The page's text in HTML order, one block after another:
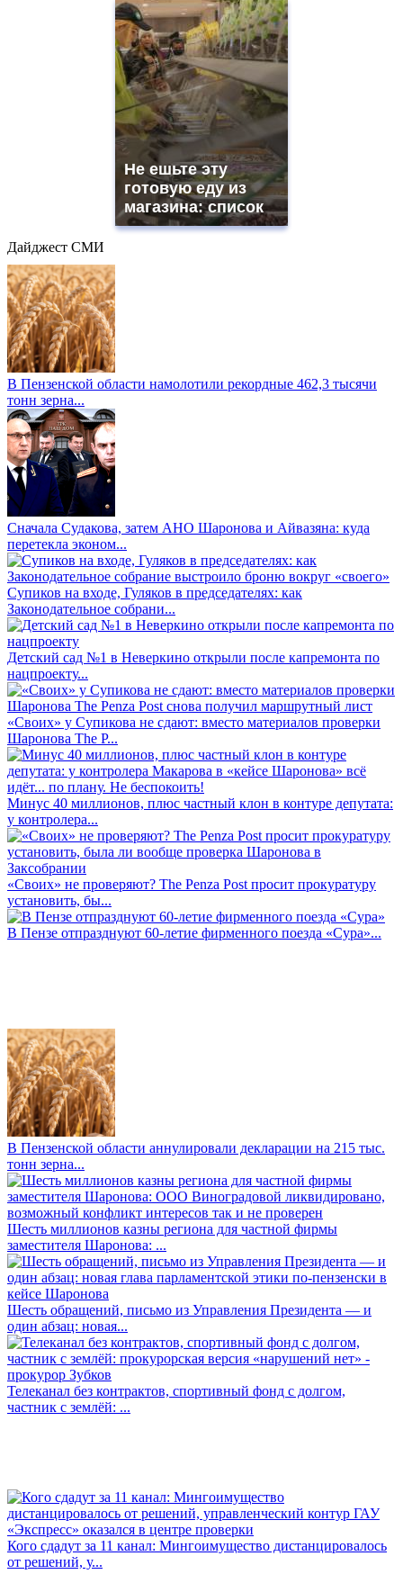
Не ешьте эту
готовую еду из
магазина: список
Дайджест СМИ
В Пензенской области намолотили рекордные 462,3 тысячи
тонн зерна...
Сначала Судакова, затем АНО Шаронова и Айвазяна: куда
перетекла эконом...
Супиков на входе, Гуляков в председателях: как
Законодательное собрани...
Детский сад №1 в Неверкино открыли после капремонта по
нацпроекту...
«Своих» у Супикова не сдают: вместо материалов проверки
Шаронова The P...
Минус 40 миллионов, плюс частный клон в контуре депутата:
у контролера...
«Своих» не проверяют? The Penza Post просит прокуратуру
установить, бы...
В Пензе отпразднуют 60-летие фирменного поезда «Сура»...
В Пензенской области аннулировали декларации на 215 тыс.
тонн зерна...
Шесть миллионов казны региона для частной фирмы
заместителя Шаронова: ...
Шесть обращений, письмо из Управления Президента — и
один абзац: новая...
Телеканал без контрактов, спортивный фонд с долгом,
частник с землёй: ...
Кого сдадут за 11 канал: Мингоимущество дистанцировалось
от решений, у...